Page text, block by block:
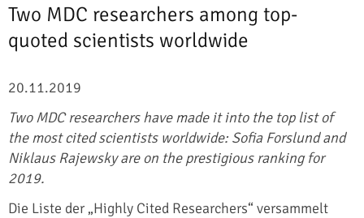
Two MDC researchers among top-
quoted scientists worldwide
20.11.2019
Two MDC researchers have made it into the top list of
the most cited scientists worldwide: Sofia Forslund and
Niklaus Rajewsky are on the prestigious ranking for
2019.
Die Liste der „Highly Cited Researchers“ versammelt